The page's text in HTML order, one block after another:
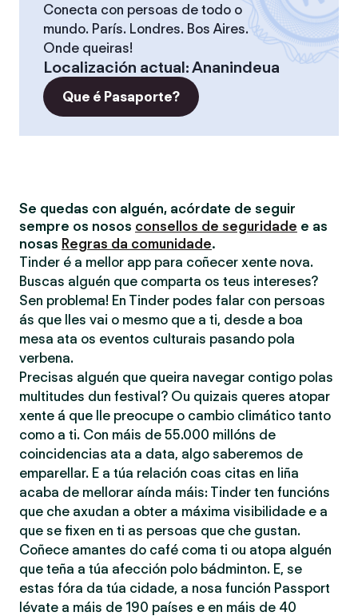
Conecta con persoas de todo o
mundo. París. Londres. Bos Aires.
Onde queiras!
Localización actual:Ananindeua
Que é Pasaporte?
Se quedas con alguén, acórdate de seguir
sempre os nosos consellos de seguridade e as
nosas Regras da comunidade.
Tinder é a mellor app para coñecer xente nova.
Buscas alguén que comparta os teus intereses?
Sen problema! En Tinder podes falar con persoas
ás que lles vai o mesmo que a ti, desde a boa
mesa ata os eventos culturais pasando pola
verbena.
Precisas alguén que queira navegar contigo polas
multitudes dun festival? Ou quizais queres atopar
xente á que lle preocupe o cambio climático tanto
como a ti. Con máis de 55.000 millóns de
coincidencias ata a data, algo saberemos de
emparellar. E a túa relación coas citas en liña
acaba de mellorar aínda máis: Tinder ten funcións
que che axudan a obter a máxima visibilidade e a
que se fixen en ti as persoas que che gustan.
Coñece amantes do café coma ti ou atopa alguén
que teña a túa afección polo bádminton. E, se
estas fóra da túa cidade, a nosa función Passport
lévate a máis de 190 países e en máis de 40